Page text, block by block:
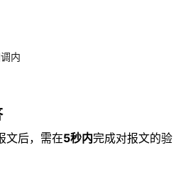
内
文后，需在5秒内完成对报文的验